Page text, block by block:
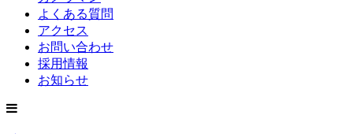
よくある質問
アクセス
お問い合わせ
採用情報
お知らせ